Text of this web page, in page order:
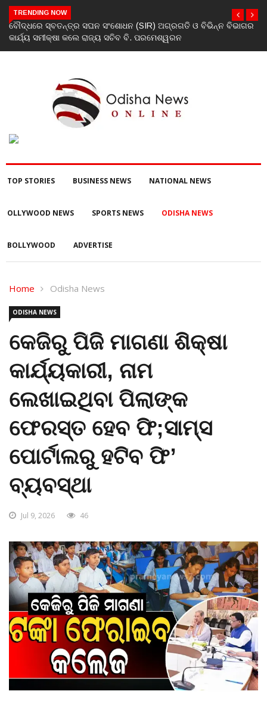
TRENDING NOW
ଯୁବକଙ୍କୁ ପେଟ୍ରୋଲ ଢାଳି ନିଆଁ ଲଗାଇ ହତ୍ୟା ଉଦ୍ୟମ ଅଭିଯୋଗ
TOP STORIES BUSINESS NEWS NATIONAL NEWS
OLLYWOOD NEWS SPORTS NEWS ODISHA NEWS
BOLLYWOOD ADVERTISE
Home Odisha News
ODISHA NEWS
କେଜିରୁ ପିଜି ମାଗଣା ଶିକ୍ଷା
କାର୍ଯ୍ୟକାରୀ, ନାମ
ଲେଖାଇଥିବା ପିଲାଙ୍କ
ଫେରସ୍ତ ହେବ ଫି;ସାମ୍‌ସ
ପୋର୍ଟାଲରୁ ହଟିବ ଫି’
ବ୍ୟବସ୍ଥା
Jul 9, 2026 46